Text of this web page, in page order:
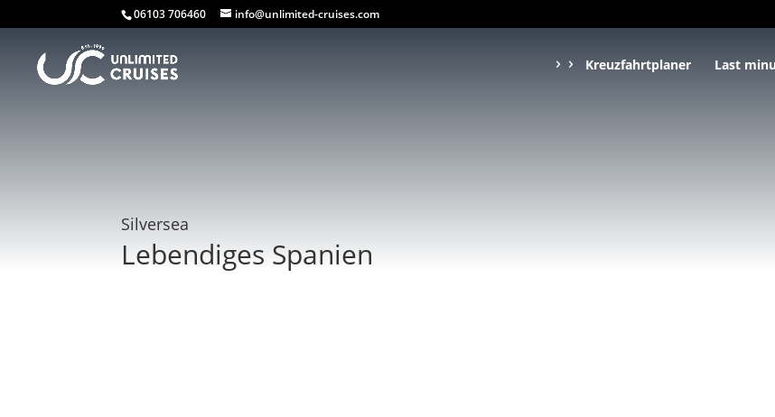
06103 706460 info@unlimited-cruises.com
Kreuzfahrtplaner Last
Silversea
Lebendiges Spanien